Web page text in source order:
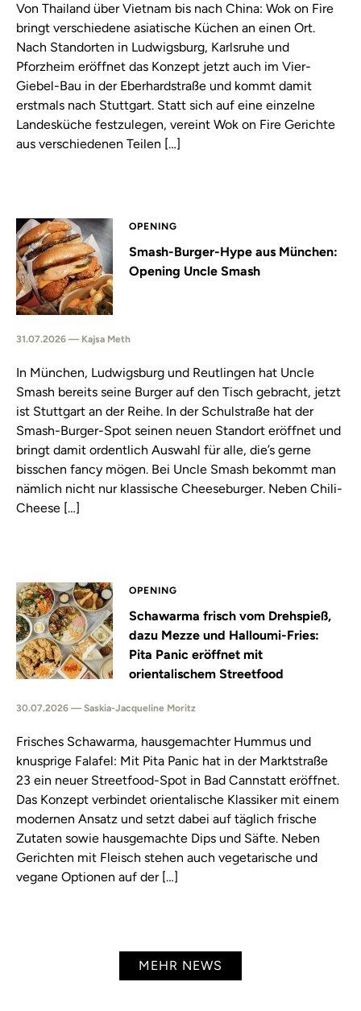
Von Thailand über Vietnam bis nach China: Wok on Fire
bringt verschiedene asiatische Küchen an einen Ort.
Nach Standorten in Ludwigsburg, Karlsruhe und
Pforzheim eröffnet das Konzept jetzt auch im Vier-
Giebel-Bau in der Eberhardstraße und kommt damit
erstmals nach Stuttgart. Statt sich auf eine einzelne
Landesküche festzulegen, vereint Wok on Fire Gerichte
aus verschiedenen Teilen […]
OPENING
Smash-Burger-Hype aus München:
Opening Uncle Smash
31.07.2026 — Kajsa Meth
In München, Ludwigsburg und Reutlingen hat Uncle
Smash bereits seine Burger auf den Tisch gebracht, jetzt
ist Stuttgart an der Reihe. In der Schulstraße hat der
Smash-Burger-Spot seinen neuen Standort eröffnet und
bringt damit ordentlich Auswahl für alle, die’s gerne
bisschen fancy mögen. Bei Uncle Smash bekommt man
nämlich nicht nur klassische Cheeseburger. Neben Chili-
Cheese […]
OPENING
Schawarma frisch vom Drehspieß,
dazu Mezze und Halloumi-Fries:
Pita Panic eröffnet mit
orientalischem Streetfood
30.07.2026 — Saskia-Jacqueline Moritz
Frisches Schawarma, hausgemachter Hummus und
knusprige Falafel: Mit Pita Panic hat in der Marktstraße
23 ein neuer Streetfood-Spot in Bad Cannstatt eröffnet.
Das Konzept verbindet orientalische Klassiker mit einem
modernen Ansatz und setzt dabei auf täglich frische
Zutaten sowie hausgemachte Dips und Säfte. Neben
Gerichten mit Fleisch stehen auch vegetarische und
vegane Optionen auf der […]
MEHR NEWS